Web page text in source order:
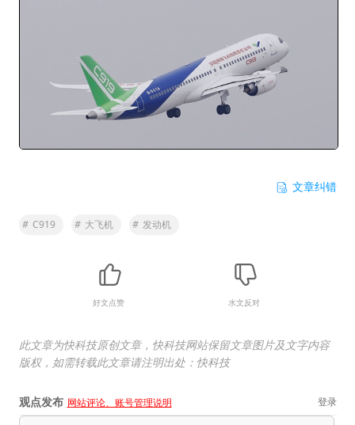
文章纠错
# C919 # 大飞机 # 发动机
好文点赞 水文反对
此文章为快科技原创文章，快科技网站保留文章图片及文字内容
版权，如需转载此文章请注明出处：快科技
观点发布 网站评论、账号管理说明 登录